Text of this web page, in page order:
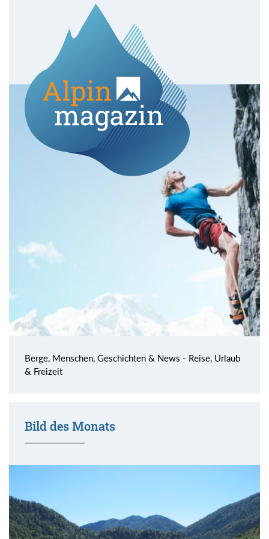
Berge, Menschen, Geschichten & News - Reise, Urlaub
& Freizeit
Bild des Monats